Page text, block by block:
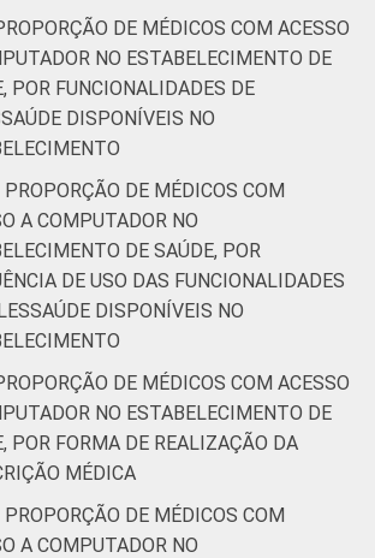
DE MÉDICOS COM ACESSO
NO ESTABELECIMENTO DE
POR FUNCIONALIDADES DE
DISPONÍVEIS NO
DE MÉDICOS COM
A COMPUTADOR NO
DE SAÚDE, POR
DE USO DAS FUNCIONALIDADES
DISPONÍVEIS NO
DE MÉDICOS COM ACESSO
NO ESTABELECIMENTO DE
POR FORMA DE REALIZAÇÃO DA
MÉDICA
DE MÉDICOS COM
A COMPUTADOR NO